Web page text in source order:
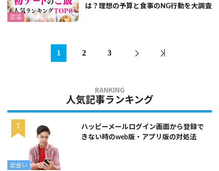
恋活
は？理想の予算と食事のNG行動を大調査
1 2 3
人気記事ランキング
出会い
ハッピーメールログイン画面から登録で
きない時のweb版・アプリ版の対処法